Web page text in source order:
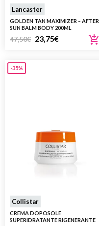
Lancaster
GOLDEN TAN MAXIMIZER – AFTER
SUN BALM BODY 200ML
47,50€ 23,75€
-35%
Collistar
CREMA DOPOSOLE
SUPERIDRATANTE RIGENERANTE